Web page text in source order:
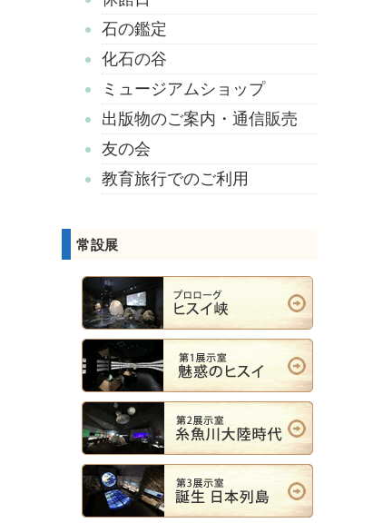
石の鑑定
化石の谷
ミュージアムショップ
出版物のご案内・通信販売
友の会
教育旅行でのご利用
常設展